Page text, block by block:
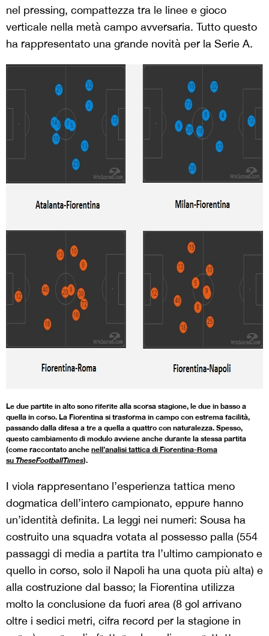
nel pressing, compattezza tra le linee e gioco
verticale nella metà campo avversaria. Tutto questo
ha rappresentato una grande novità per la Serie A.
Le due partite in alto sono riferite alla scorsa stagione, le due in basso a
quella in corso. La Fiorentina si trasforma in campo con estrema facilità,
passando dalla difesa a tre a quella a quattro con naturalezza. Spesso,
questo cambiamento di modulo avviene anche durante la stessa partita
(come raccontato anche nell’analisi tattica di Fiorentina-Roma
su TheseFootballTimes).
I viola rappresentano l’esperienza tattica meno
dogmatica dell’intero campionato, eppure hanno
un’identità definita. La leggi nei numeri: Sousa ha
costruito una squadra votata al possesso palla (554
passaggi di media a partita tra l’ultimo campionato e
quello in corso, solo il Napoli ha una quota più alta) e
alla costruzione dal basso; la Fiorentina utilizza
molto la conclusione da fuori area (8 gol arrivano
oltre i sedici metri, cifra record per la stagione in